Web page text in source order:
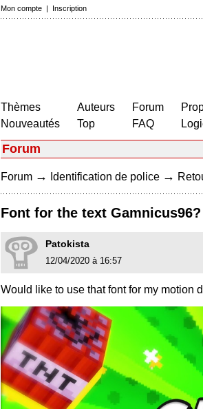
Mon compte | Inscription
Thèmes
Nouveautés
Auteurs
Top
Forum
FAQ
Forum
Forum → Identification de police →
Font for the text Gamnicus96?
Patokista
12/04/2020 à 16:57
Would like to use that font for my motion